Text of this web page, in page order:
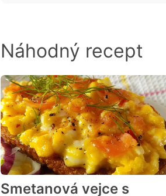
Náhodný recept
Smetanová vejce s